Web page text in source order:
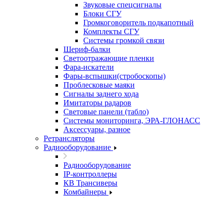
Звуковые спецсигналы
Блоки СГУ
Громкоговоритель подкапотный
Комплекты СГУ
Системы громкой связи
Шериф-балки
Светоотражающие пленки
Фара-искатели
Фары-вспышки(стробоскопы)
Проблесковые маяки
Сигналы заднего хода
Имитаторы радаров
Световые панели (табло)
Системы мониторинга, ЭРА-ГЛОНАСС
Аксессуары, разное
Ретрансляторы
Радиооборудование
Радиооборудование
IP-контроллеры
КВ Трансиверы
Комбайнеры